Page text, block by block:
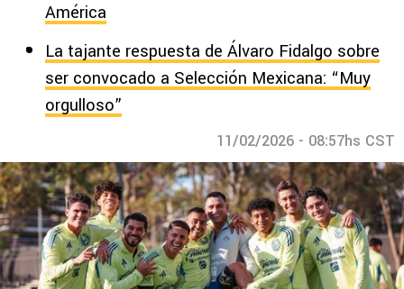
América
La tajante respuesta de Álvaro Fidalgo sobre
ser convocado a Selección Mexicana: “Muy
orgulloso”
11/02/2026 - 08:57hs CST